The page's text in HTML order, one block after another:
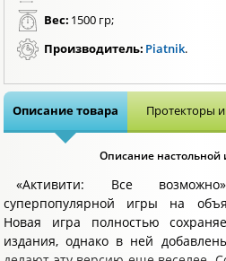
Вес: 1500 гр;
Производитель: Piatnik.
Описание товара Протекторы
Описание настольной
«Активити: Все
суперпопулярной игры на
Новая игра полностью
издания, однако в ней